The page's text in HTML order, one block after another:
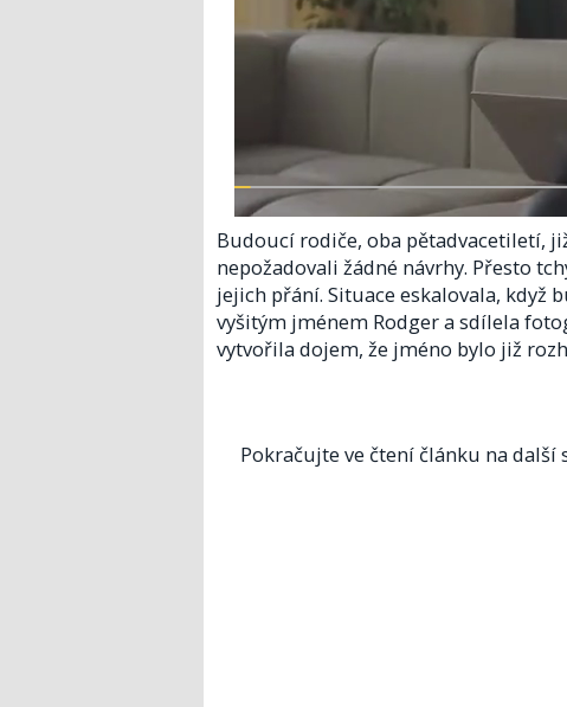
Budoucí rodiče, oba pětadvacetiletí,
nepožadovali žádné návrhy. Přesto
jejich přání. Situace eskalovala, když
vyšitým jménem Rodger a sdílela
vytvořila dojem, že jméno bylo již
Pokračujte ve čtení článku na další